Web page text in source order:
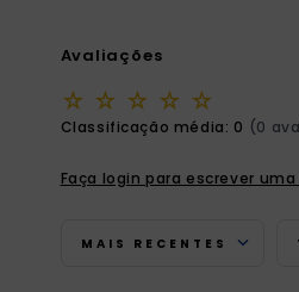
Avaliações
☆ ☆ ☆ ☆ ☆
Classificação média: 0 (0
Faça login para escrever
MAIS RECENTES